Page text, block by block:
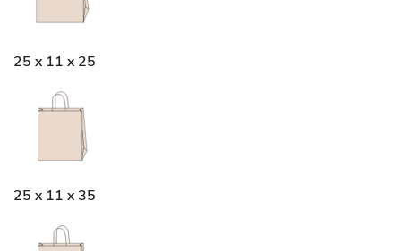
25 x 11 x 25
25 x 11 x 35